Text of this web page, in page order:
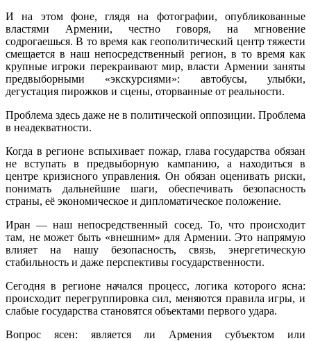
И на этом фоне, глядя на фотографии, опубликованные
властями Армении, честно говоря, на мгновение
содрогаешься. В то время как геополитический центр тяжести
смещается в наш непосредственный регион, в то время как
крупные игроки перекраивают мир, власти Армении заняты
предвыборными «экскурсиями»: автобусы, улыбки,
дегустация пирожков и сцены, оторванные от реальности.
Проблема здесь даже не в политической оппозиции. Проблема
в неадекватности.
Когда в регионе вспыхивает пожар, глава государства обязан
не вступать в предвыборную кампанию, а находиться в
центре кризисного управления. Он обязан оценивать риски,
понимать дальнейшие шаги, обеспечивать безопасность
страны, её экономическое и дипломатическое положение.
Иран — наш непосредственный сосед. То, что происходит
там, не может быть «внешним» для Армении. Это напрямую
влияет на нашу безопасность, связь, энергетическую
стабильность и даже перспективы государственности.
Сегодня в регионе начался процесс, логика которого ясна:
происходит перегруппировка сил, меняются правила игры, и
слабые государства становятся объектами первого удара.
Вопрос ясен: является ли Армения субъектом или